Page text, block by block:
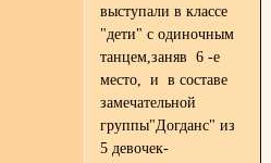
выступали в классе
"дети" с одиночным
танцем,заняв 6 -е
место, и в составе
замечательной
группы"Догданс" из
5 девочек-